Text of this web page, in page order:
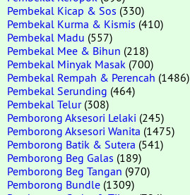
Pembekal Kicap & Sos (330)
Pembekal Kurma & Kismis (410)
Pembekal Madu (557)
Pembekal Mee & Bihun (218)
Pembekal Minyak Masak (700)
Pembekal Rempah & Perencah (1486)
Pembekal Serunding (464)
Pembekal Telur(308)
Pemborong Aksesori Lelaki (245)
Pemborong Aksesori Wanita (1475)
Pemborong Batik & Sutera (541)
Pemborong Beg Galas (189)
Pemborong Beg Tangan (970)
Pemborong Bundle (1309)